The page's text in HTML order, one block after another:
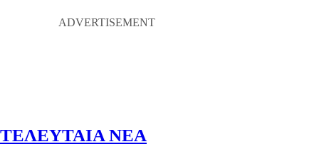
ΤΕΛΕΥΤΑΙΑ ΝΕΑ